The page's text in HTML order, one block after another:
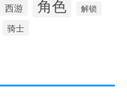
西游 角色 解锁
骑士